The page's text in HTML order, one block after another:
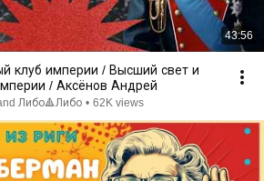
43:56
клуб империи / Высший свет и
/ Аксёнов Андрей
Либо🔺Либо • 62K views